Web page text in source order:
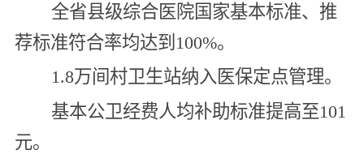
全省县级综合医院国家基本标准、推
荐标准符合率均达到100%。
1.8万间村卫生站纳入医保定点管理。
基本公卫经费人均补助标准提高至101
元。